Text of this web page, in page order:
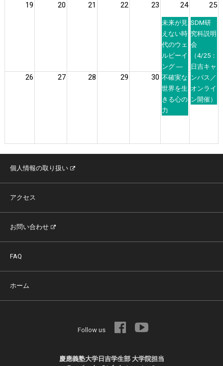
19 20 21 22 23 24
未来が見
えない時
代のウェ
ルビーイ
ング ―
不確実な
世界を生
きる心の
力
25
SDM研
究科説明
会
（4/25：
日吉キャ
ンパス／
オンライ
ン開催）
26 27 28 29 30
個人情報の取り扱い
アクセス
お問い合わせ
FAQ
ホーム
Follow us
慶應義塾大学日吉学生部 大学院担当